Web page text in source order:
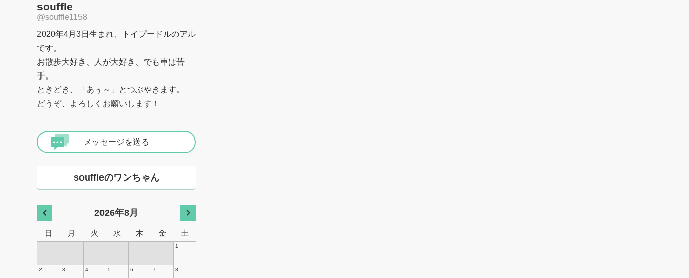
souffle
@souffle1158
2020年4月3日生まれ、トイプードルのアル
です。
お散歩大好き、人が大好き、でも車は苦
手。
ときどき、「あぅ～」とつぶやきます。
どうぞ、よろしくお願いします！
メッセージを送る
souffleのワンちゃん
2026年8月
日 月 火 水 木 金 土
1
2 3 4 5 6 7 8